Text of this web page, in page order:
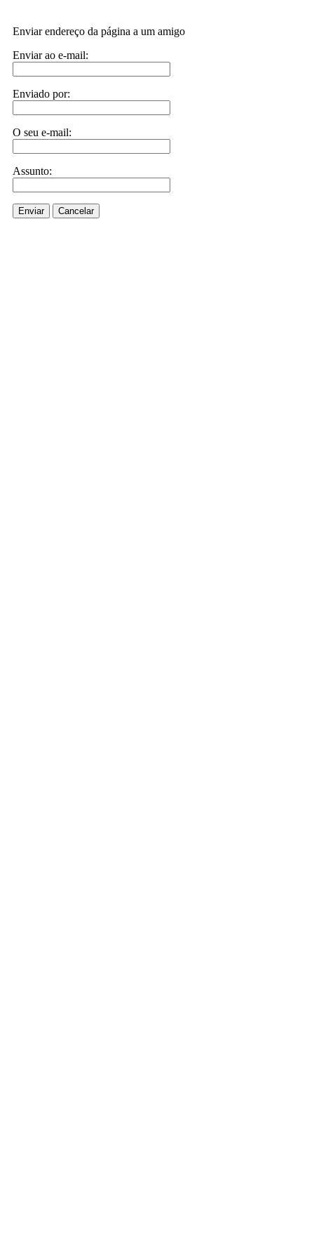
Enviar endereço da página a um amigo
Enviar ao e-mail:
Enviado por:
O seu e-mail:
Assunto:
Enviar Cancelar